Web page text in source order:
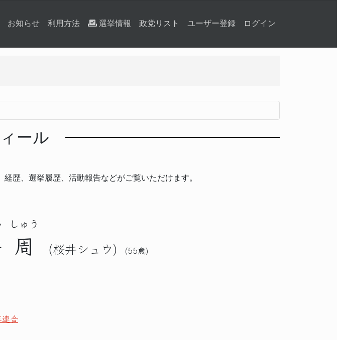
お知らせ 利用方法 選挙情報 政党リスト ユーザー登録 ログイン
ール
歴、選挙履歴、活動報告などがご覧いただけます。
周
しゅう
(桜井シュウ) (55歳)
連合